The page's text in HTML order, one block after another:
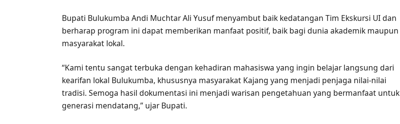
Bupati Bulukumba Andi Muchtar Ali Yusuf menyambut baik kedatangan Tim Ekskursi UI dan
berharap program ini dapat memberikan manfaat positif, baik bagi dunia akademik maupun
masyarakat lokal.
“Kami tentu sangat terbuka dengan kehadiran mahasiswa yang ingin belajar langsung dari
kearifan lokal Bulukumba, khususnya masyarakat Kajang yang menjadi penjaga nilai-nilai
tradisi. Semoga hasil dokumentasi ini menjadi warisan pengetahuan yang bermanfaat untuk
generasi mendatang,” ujar Bupati.